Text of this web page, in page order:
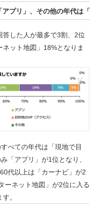
プリ」、その他の年代は「
した人が最多で3割、2位
ット地図」18%となりま
べての年代は「現地で目
「アプリ」が1位となり、
代以上は「カーナビ」が2
ーネット地図」が2位に入る
。